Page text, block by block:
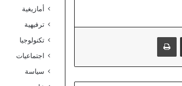
مشاركة عبر البريد طباعة
أمازيغية
ترفيهية
تكنولوجيا
اجتماعيات
سياسة